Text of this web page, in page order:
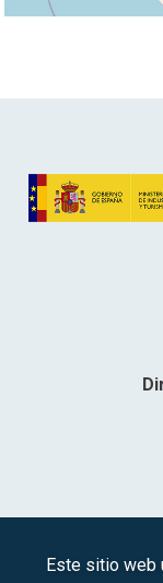
Este sitio web